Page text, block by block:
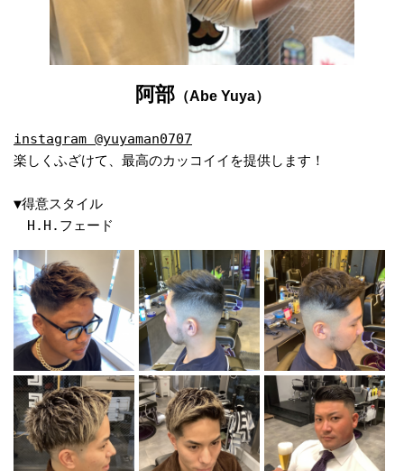
阿部（Abe Yuya）
instagram @yuyaman0707
楽しくふざけて、最高のカッコイイを提供します！
▼得意スタイル
H.H.フェード